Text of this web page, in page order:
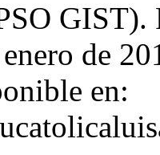
GIST).
de
en: